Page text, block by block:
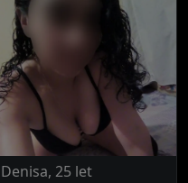
Denisa, 25 let